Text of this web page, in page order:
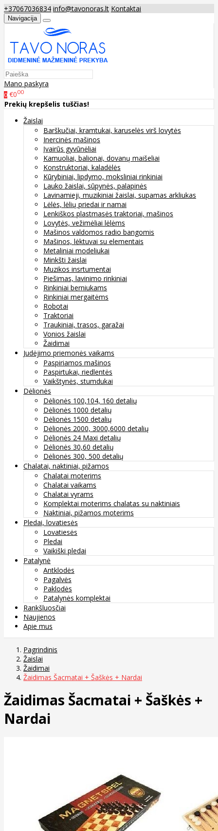
+37067036834 info@tavonoras.lt Kontaktai
Navigacija
Mano paskyra
0 €000
Prekių krepšelis tuščias!
Žaislai
Barškučiai, kramtukai, karuselės virš lovytės
Inercinės mašinos
Įvairūs gyvūnėliai
Kamuoliai, balionai, dovanų maišeliai
Konstruktoriai, kaladėlės
Kūrybiniai, lipdymo, moksliniai rinkiniai
Lauko žaislai, sūpynės, palapinės
Lavinamieji, muzikiniai žaislai, supamas arkliukas
Lėlės, lėlių priedai ir namai
Lenkiškos plastmasės traktoriai, mašinos
Lovytės, vežimėliai lėlėms
Mašinos valdomos radio bangomis
Mašinos, lėktuvai su elementais
Metaliniai modeliukai
Minkšti žaislai
Muzikos insrtumentai
Piešimas, lavinimo rinkiniai
Rinkiniai berniukams
Rinkiniai mergaitėms
Robotai
Traktoriai
Traukiniai, trasos, garažai
Vonios žaislai
Žaidimai
Judėjimo priemonės vaikams
Paspiriamos mašinos
Paspirtukai, riedlentės
Vaikštynės, stumdukai
Dėlionės
Dėlionės 100,104, 160 detalių
Dėlionės 1000 detalių
Dėlionės 1500 detalių
Dėlionės 2000, 3000,6000 detalių
Dėlionės 24 Maxi detalių
Dėlionės 30,60 detalių
Dėlionės 300, 500 detalių
Chalatai, naktiniai, pižamos
Chalatai moterims
Chalatai vaikams
Chalatai vyrams
Komplektai moterims chalatas su naktiniais
Naktiniai, pižamos moterims
Pledai, lovatiesės
Lovatiesės
Pledai
Vaikiški pledai
Patalynė
Antklodės
Pagalvės
Paklodės
Patalynės komplektai
Rankšluosčiai
Naujienos
Apie mus
Pagrindinis
Žaislai
Žaidimai
Žaidimas Šacmatai + Šaškės + Nardai
Žaidimas Šacmatai + Šaškės +
Nardai